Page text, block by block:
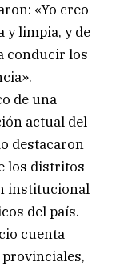
«Yo creo
y limpia, y de
conducir los
de una
actual del
destacaron
los distritos
institucional
del país.
cuenta